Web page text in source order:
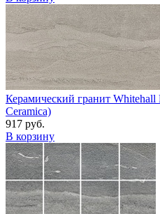
Керамический гранит Whitehall
Ceramica)
917 руб.
В корзину